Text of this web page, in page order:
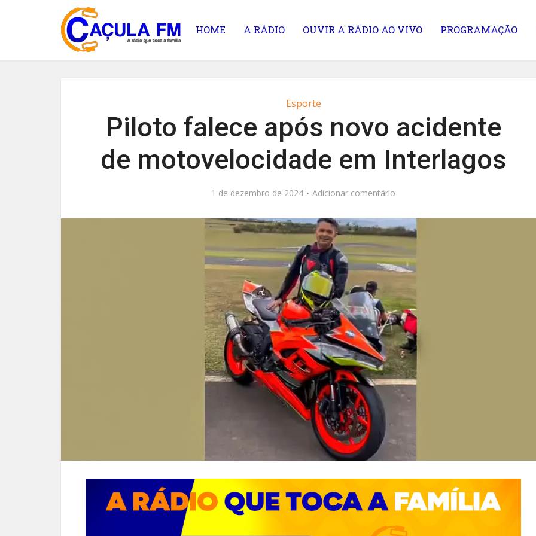
HOME A RÁDIO OUVIR A RÁDIO AO VIVO PROGRAMAÇÃO
Esporte
Piloto falece após novo acidente
de motovelocidade em Interlagos
1 de dezembro de 2024 Adicionar comentário